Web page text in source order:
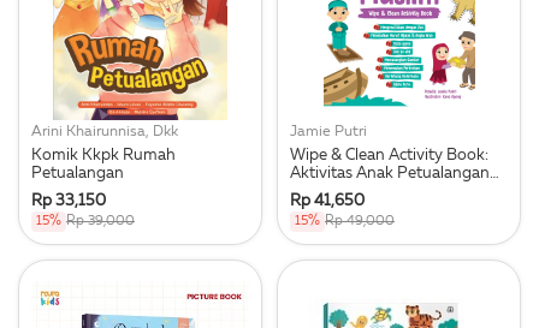
Arini Khairunnisa, Dkk
Komik Kkpk Rumah
Petualangan
Rp 33,150
15% Rp 39,000
Jamie Putri
Wipe & Clean Activity Book:
Aktivitas Anak Petualangan
Seru Anak Muslim
Rp 41,650
15% Rp 49,000